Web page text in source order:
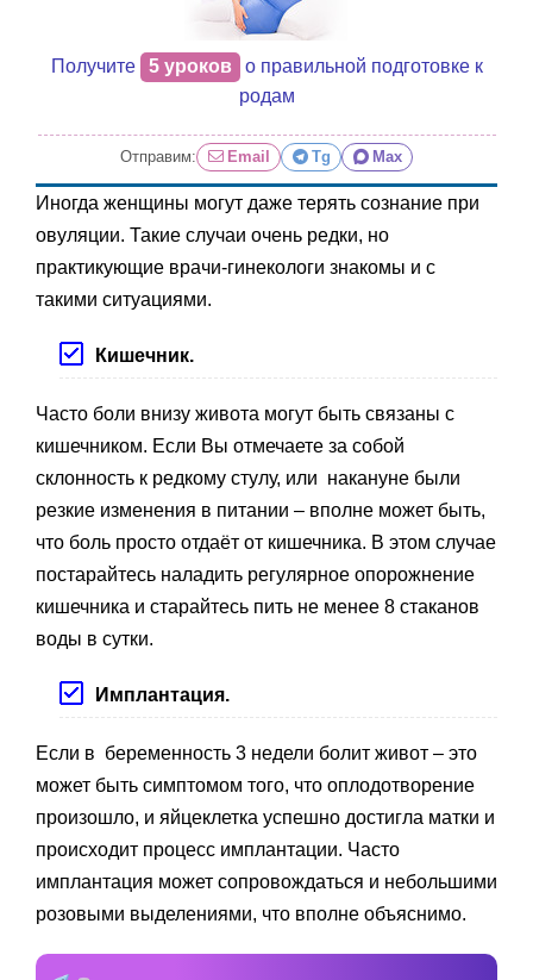
Получите 5 уроков
о правильной подготовке к
родам
Отправим: Email Tg Max
Иногда женщины могут даже терять сознание при
овуляции. Такие случаи очень редки, но
практикующие врачи-гинекологи знакомы и с
такими ситуациями.
Кишечник.
Часто боли внизу живота могут быть связаны с
кишечником. Если Вы отмечаете за собой
склонность к редкому стулу, или накануне были
резкие изменения в питании – вполне может быть,
что боль просто отдаёт от кишечника. В этом случае
постарайтесь наладить регулярное опорожнение
кишечника и старайтесь пить не менее 8 стаканов
воды в сутки.
Имплантация.
Если в беременность 3 недели болит живот – это
может быть симптомом того, что оплодотворение
произошло, и яйцеклетка успешно достигла матки и
происходит процесс имплантации. Часто
имплантация может сопровождаться и небольшими
розовыми выделениями, что вполне объяснимо.